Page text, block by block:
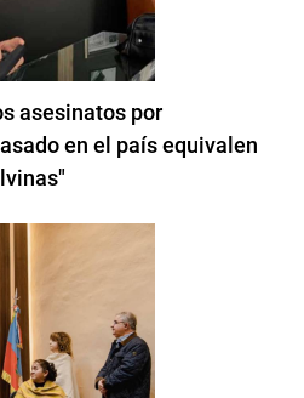
asesinatos por
en el país equivalen